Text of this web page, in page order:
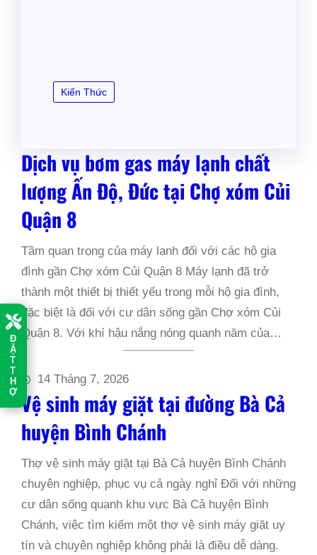
Đ
Ặ
T
T
H
Ợ
Kiến Thức
Dịch vụ bơm gas máy lạnh chất
lượng Ấn Độ, Đức tại Chợ xóm Củi
Quận 8
Tầm quan trọng của máy lạnh đối với các hộ gia
đình gần Chợ xóm Củi Quận 8 Máy lạnh đã trở
thành một thiết bị thiết yếu trong mỗi hộ gia đình,
đặc biệt là đối với cư dân sống gần Chợ xóm Củi
Quận 8. Với khí hậu nắng nóng quanh năm của…
14 Tháng 7, 2026
Vệ sinh máy giặt tại đường Bà Cả
huyện Bình Chánh
Thợ vệ sinh máy giặt tại Bà Cả huyện Bình Chánh
chuyên nghiệp, phục vụ cả ngày nghỉ Đối với những
cư dân sống quanh khu vực Bà Cả huyện Bình
Chánh, việc tìm kiếm một thợ vệ sinh máy giặt uy
tín và chuyên nghiệp không phải là điều dễ dàng.